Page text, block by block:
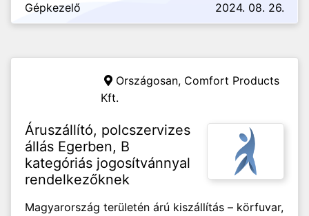
Gépkezelő 2024. 08. 26.
Országosan, Comfort Products
Kft.
Áruszállító, polcszervizes
állás Egerben, B
kategóriás jogosítvánnyal
rendelkezőknek
Magyarország területén árú kiszállítás – körfuvar,